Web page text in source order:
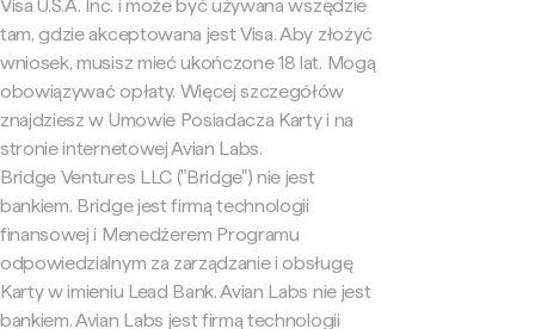
Visa U.S.A. Inc. i może być używana wszędzie
tam, gdzie akceptowana jest Visa. Aby złożyć
wniosek, musisz mieć ukończone 18 lat. Mogą
obowiązywać opłaty. Więcej szczegółów
znajdziesz w Umowie Posiadacza Karty i na
stronie internetowej Avian Labs.
Bridge Ventures LLC ("Bridge") nie jest
bankiem. Bridge jest firmą technologii
finansowej i Menedżerem Programu
odpowiedzialnym za zarządzanie i obsługę
Karty w imieniu Lead Bank. Avian Labs nie jest
bankiem. Avian Labs jest firmą technologii